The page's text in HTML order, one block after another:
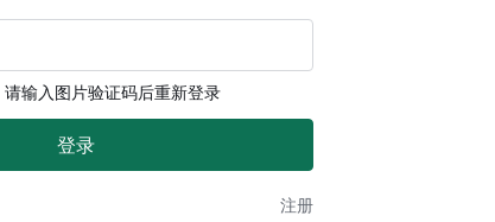
输入图片验证码后重新登录
注册